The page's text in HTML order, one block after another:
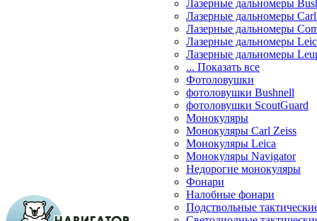
Лазерные дальномеры
Лазерные дальномеры
Лазерные дальномеры
Лазерные дальномеры
Лазерные дальномеры
... Показать все
Фотоловушки
фотоловушки Bushnell
фотоловушки ScoutGuard
Монокуляры
Монокуляры Carl Zeiss
Монокуляры Leica
Монокуляры Navigator
Недорогие монокуляры
Фонари
Налобные фонари
Подствольные